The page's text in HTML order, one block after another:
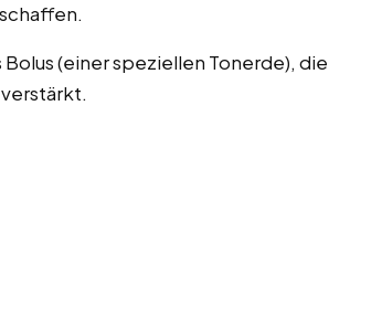
(einer speziellen Tonerde), die